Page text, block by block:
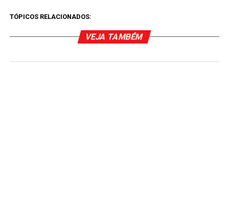
TÓPICOS RELACIONADOS:
VEJA TAMBÉM